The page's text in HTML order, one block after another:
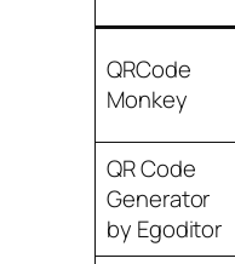
QRCode
Monkey
QR Code
Generator
by Egoditor